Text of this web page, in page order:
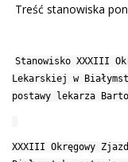
Treść stanowiska
Stanowisko XXXIII
Lekarskiej w
postawy lekarza
XXXIII Okręgowy